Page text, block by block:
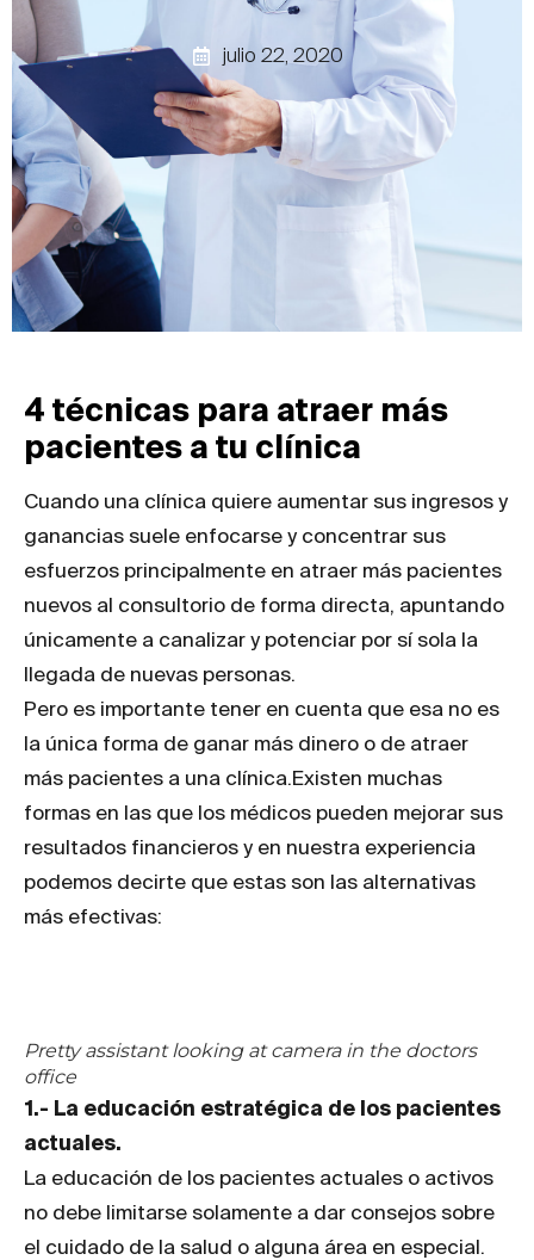
julio 22, 2020
4 técnicas para atraer más
pacientes a tu clínica
Cuando una clínica quiere aumentar sus ingresos y
ganancias suele enfocarse y concentrar sus
esfuerzos principalmente en atraer más pacientes
nuevos al consultorio de forma directa, apuntando
únicamente a canalizar y potenciar por sí sola la
llegada de nuevas personas.
Pero es importante tener en cuenta que esa no es
la única forma de ganar más dinero o de atraer
más pacientes a una clínica.Existen muchas
formas en las que los médicos pueden mejorar sus
resultados financieros y en nuestra experiencia
podemos decirte que estas son las alternativas
más efectivas:
Pretty assistant looking at camera in the doctors
office
1.- La educación estratégica de los pacientes
actuales.
La educación de los pacientes actuales o activos
no debe limitarse solamente a dar consejos sobre
el cuidado de la salud o alguna área en especial.